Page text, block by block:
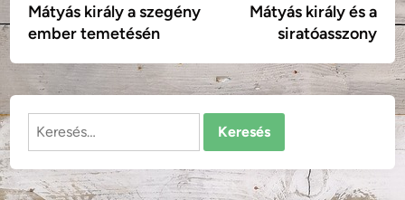
navigációmese:
Mátyás király a szegény
ember temetésén
Mátyás király és a
siratóasszony
Keresés: